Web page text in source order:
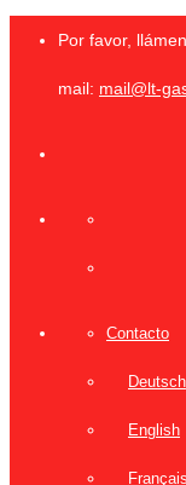
Por favor,
mail: mail@lt-
Contacto
Deutsch
English
Français